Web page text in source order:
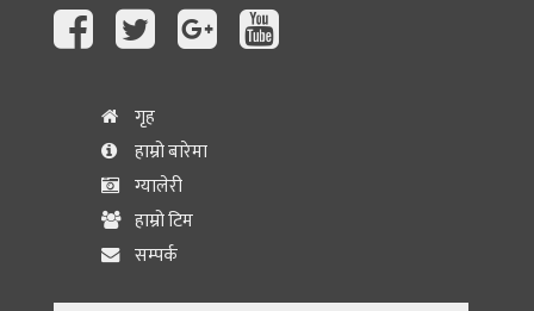
गृह
हाम्रो बारेमा
ग्यालेरी
हाम्रो टिम
सम्पर्क